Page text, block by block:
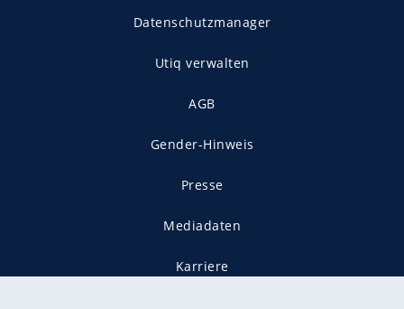
Datenschutzmanager
Utiq verwalten
AGB
Gender-Hinweis
Presse
Mediadaten
Karriere